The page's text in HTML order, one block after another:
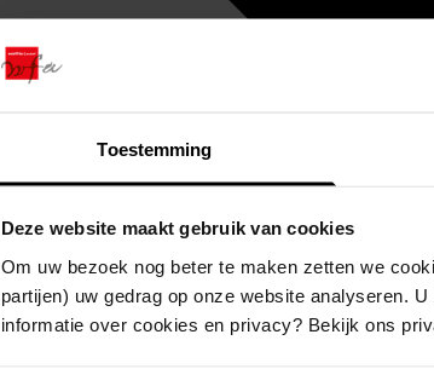
Toestemming
Deze website maakt gebruik van cookies
Om uw bezoek nog beter te maken zetten we
partijen) uw gedrag op onze website analyseren.
informatie over cookies en privacy? Bekijk ons